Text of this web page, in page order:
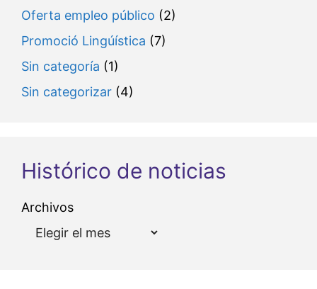
Oferta empleo público (2)
Promoció Lingúística (7)
Sin categoría (1)
Sin categorizar (4)
Histórico de noticias
Archivos